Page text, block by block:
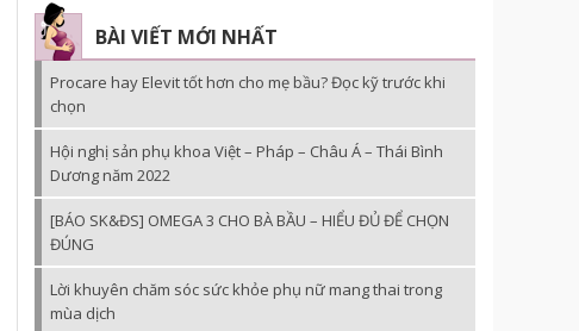
BÀI VIẾT MỚI NHẤT
Procare hay Elevit tốt hơn cho mẹ bầu? Đọc kỹ trước khi
chọn
Hội nghị sản phụ khoa Việt – Pháp – Châu Á – Thái Bình
Dương năm 2022
[BÁO SK&ĐS] OMEGA 3 CHO BÀ BẦU – HIỂU ĐỦ ĐỂ CHỌN
ĐÚNG
Lời khuyên chăm sóc sức khỏe phụ nữ mang thai trong
mùa dịch